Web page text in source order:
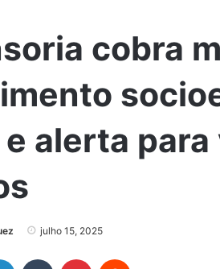
cobra
alerta
julho 15, 2025
Linkedin Tumblr Pinterest